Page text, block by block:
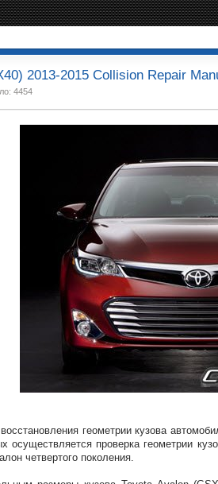
2013-2015 Collision Repair
4454
геометрии кузова
проверка геометрии
четвертого поколения.